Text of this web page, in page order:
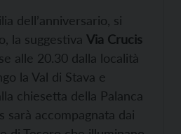
dell’anniversario, si
la suggestiva Via Crucis
alle 20.30 dalla località
la Val di Stava e
chiesetta della Palanca
sarà accompagnata dai